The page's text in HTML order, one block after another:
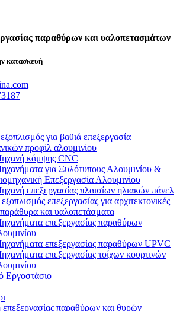
παραθύρων και υαλοπετασμάτων
κατασκευή
για βαθιά επεξεργασία
προφίλ αλουμινίου
κάμψης CNC
για Ξυλότυπους Αλουμινίου &
Επεξεργασία Αλουμινίου
επεξεργασίας πλαισίων ηλιακών πάνελ
επεξεργασίας για αρχιτεκτονικές
και υαλοπετάσματα
επεξεργασίας παραθύρων
επεξεργασίας παραθύρων UPVC
επεξεργασίας τοίχων κουρτινών
Εργοστάσιο
παραθύρων και θυρών